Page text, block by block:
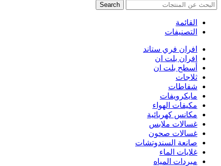
Search
القائمة
التصنيفات
افران فري ستاند
افران بلت ان
أسطح بلت ان
ثلاجات
شفاطات
مايكرويفات
مكيفات الهواء
مكانس كهربائية
غسالات ملابس
غسالات صحون
صانعة السندوتشات
غلايات الماء
مبردات المياه